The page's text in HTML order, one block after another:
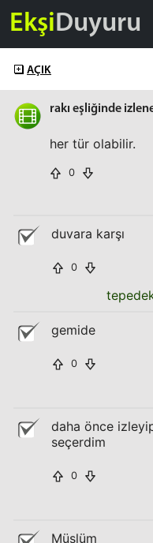
EkşiDuyuru
AÇIK
rakı eşliğinde
her tür olabilir.
0
duvara karşı
0
gemide
0
daha önce
seçerdim
0
Müslüm